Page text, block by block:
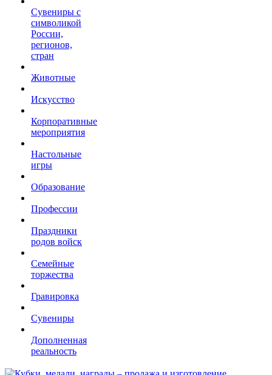
Сувениры с
символикой
России,
регионов,
стран
Животные
Искусство
Корпоративные
мероприятия
Настольные
игры
Образование
Профессии
Праздники
родов войск
Семейные
торжества
Гравировка
Сувениры
Дополненная
реальность